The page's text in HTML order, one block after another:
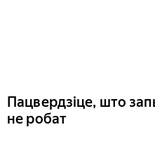
Пацвердзіце, што
не робат